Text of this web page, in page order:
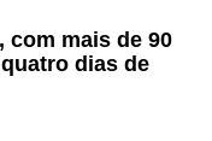
com mais de 90
dias de